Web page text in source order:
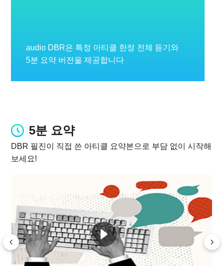
audio DBR은 특정 아티클 한정 전체 듣기와
5분 요약 버전을 제공합니다
5분 요약
DBR 필진이 직접 쓴 아티클 요약본으로 부담 없이 시작해
보세요!